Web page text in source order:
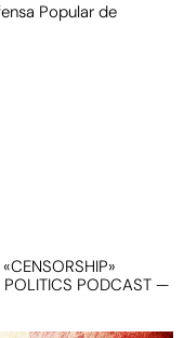
Popular de
POLITICS PODCAST —